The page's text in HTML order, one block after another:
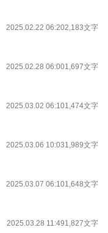
2025.02.22 06:202,183文字
2025.02.28 06:001,697文字
2025.03.02 06:101,474文字
2025.03.06 10:031,989文字
2025.03.07 06:101,648文字
2025.03.28 11:491,827文字